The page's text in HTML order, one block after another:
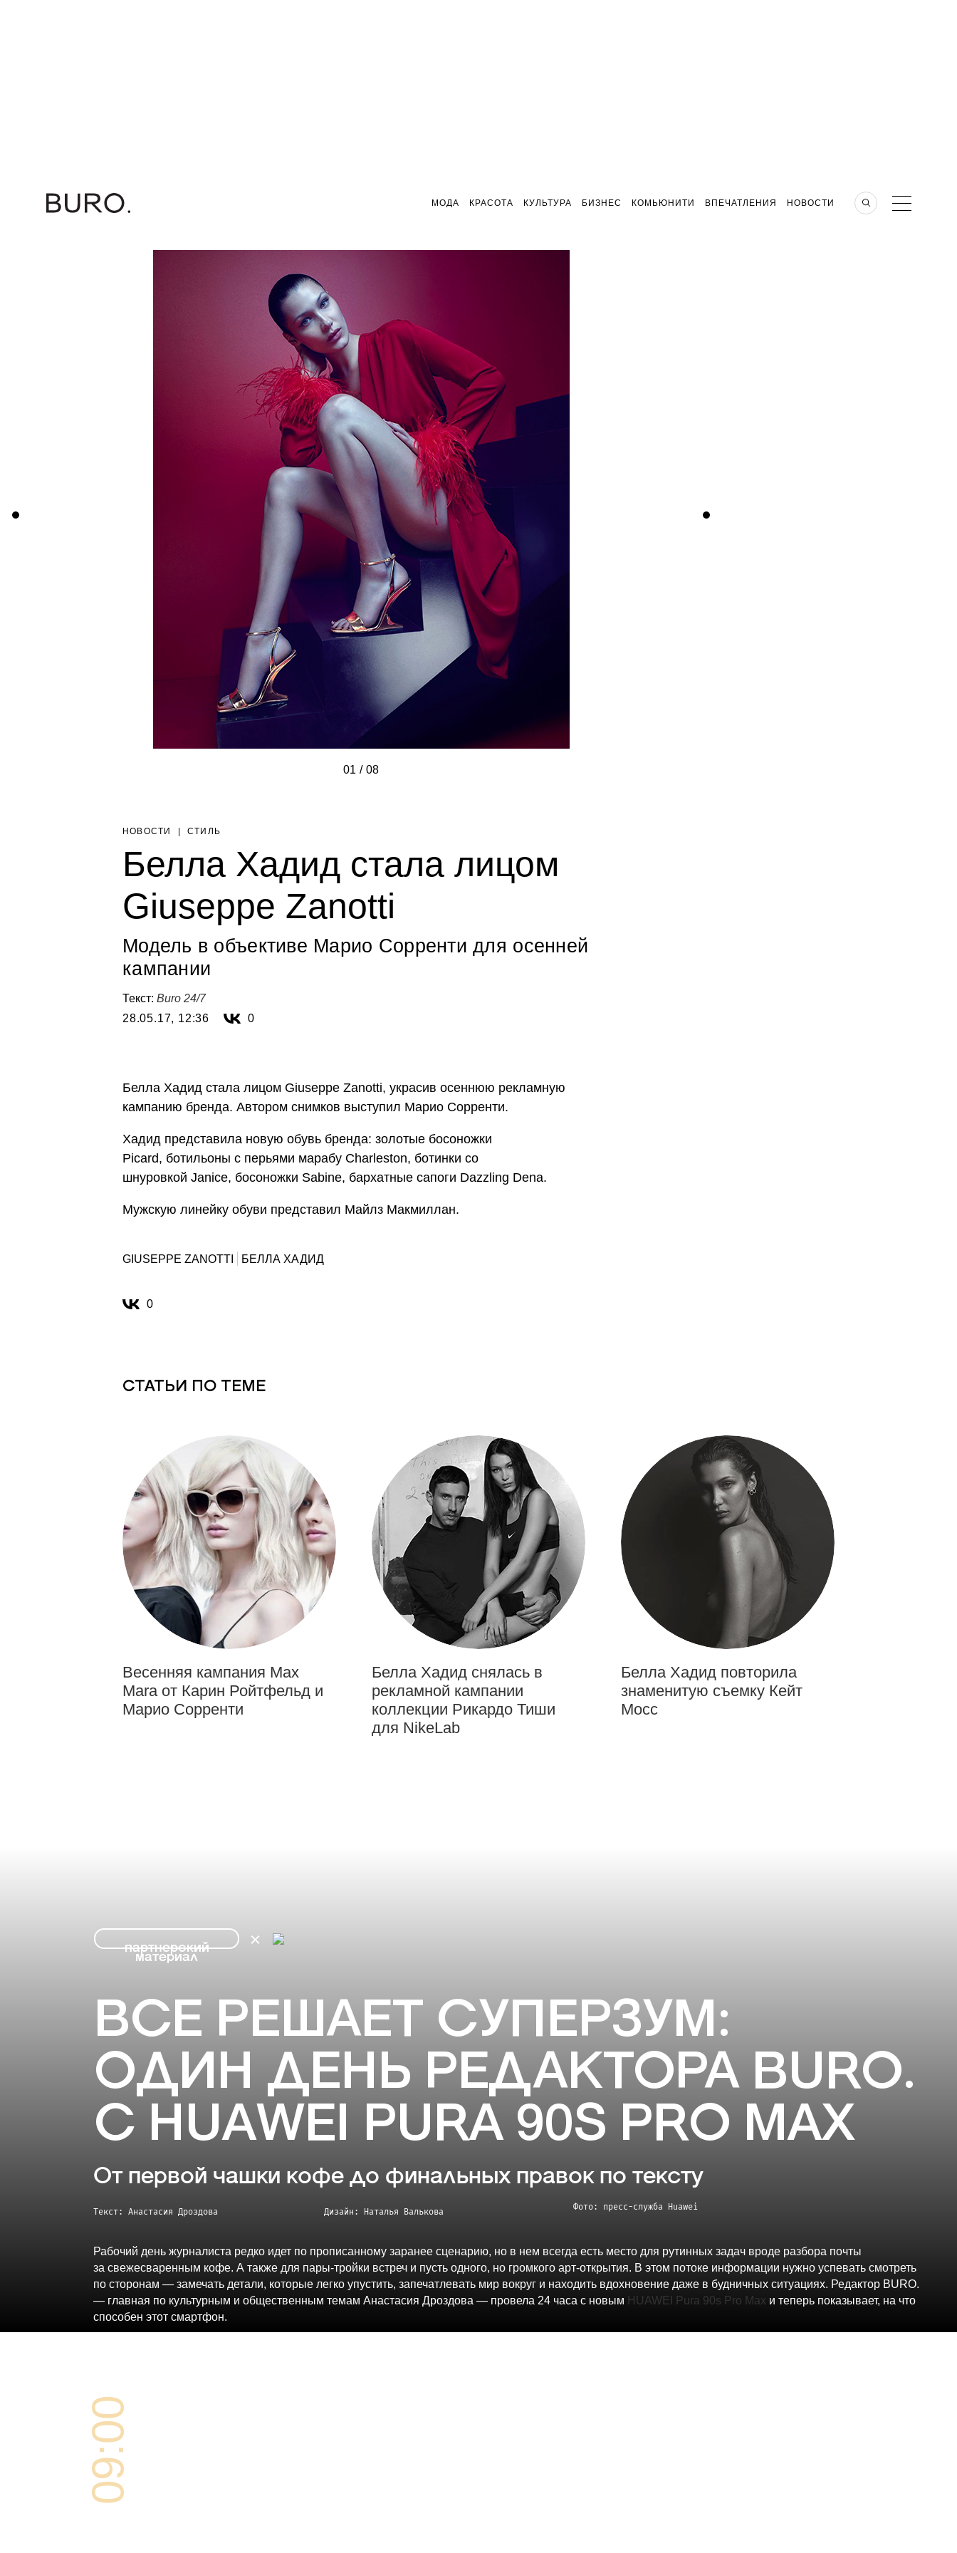
МОДА КРАСОТА КУЛЬТУРА БИЗНЕС КОМЬЮНИТИ ВПЕЧАТЛЕНИЯ НОВОСТИ
01 / 08
///////
НОВОСТИ СТИЛЬ
Белла Хадид стала лицом
Giuseppe Zanotti
Модель в объективе Марио Сорренти для осенней
кампании
Текст: Buro 24/7
28.05.17, 12:36
0
Белла Хадид стала лицом Giuseppe Zanotti, украсив осеннюю рекламную
кампанию бренда. Автором снимков выступил Марио Сорренти.
Хадид представила новую обувь бренда: золотые босоножки
Picard, ботильоны с перьями марабу Charleston, ботинки со
шнуровкой Janice, босоножки Sabine, бархатные сапоги Dazzling Dena.
Мужскую линейку обуви представил Майлз Макмиллан.
GIUSEPPE ZANOTTI БЕЛЛА ХАДИД
0
СТАТЬИ ПО ТЕМЕ
Весенняя кампания Max
Mara от Карин Ройтфельд и
Марио Сорренти
Белла Хадид снялась в
рекламной кампании
коллекции Рикардо Тиши
для NikeLab
Белла Хадид повторила
знаменитую съемку Кейт
Мосс
партнерский
материал
ВСЕ РЕШАЕТ СУПЕРЗУМ:
ОДИН ДЕНЬ РЕДАКТОРА BURO.
С HUAWEI PURA 90S PRO MAX
От первой чашки кофе до финальных правок по тексту
Текст: Анастасия Дроздова Дизайн: Наталья Валькова Фото: пресс-служба Huawei
Рабочий день журналиста редко идет по прописанному заранее сценарию, но в нем всегда есть место для рутинных задач вроде разбора почты
за свежесваренным кофе. А также для пары-тройки встреч и пусть одного, но громкого арт-открытия. В этом потоке информации нужно успевать смотреть
по сторонам — замечать детали, которые легко упустить, запечатлевать мир вокруг и находить вдохновение даже в будничных ситуациях. Редактор BURO.
— главная по культурным и общественным темам Анастасия Дроздова — провела 24 часа с новым HUAWEI Pura 90s Pro Max и теперь показывает, на что
способен этот смартфон.
09:00